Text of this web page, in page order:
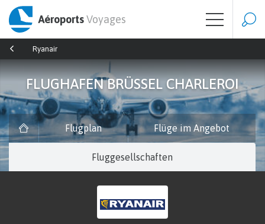
AéroportsVoyages
Ryanair
FLUGHAFEN BRÜSSEL CHARLEROI
Flugplan Flüge im Angebot
Fluggesellschaften